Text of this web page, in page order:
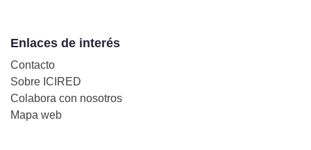
Enlaces de interés
Contacto
Sobre ICIRED
Colabora con nosotros
Mapa web